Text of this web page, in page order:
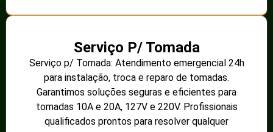
Serviço P/ Tomada
Serviço p/ Tomada: Atendimento emergencial 24h
para instalação, troca e reparo de tomadas.
Garantimos soluções seguras e eficientes para
tomadas 10A e 20A, 127V e 220V. Profissionais
qualificados prontos para resolver qualquer